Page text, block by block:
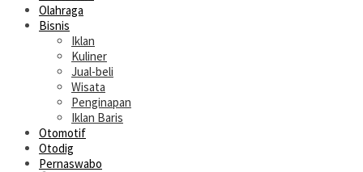
Olahraga
Bisnis
Iklan
Kuliner
Jual-beli
Wisata
Penginapan
Iklan Baris
Otomotif
Otodig
Pernaswabo